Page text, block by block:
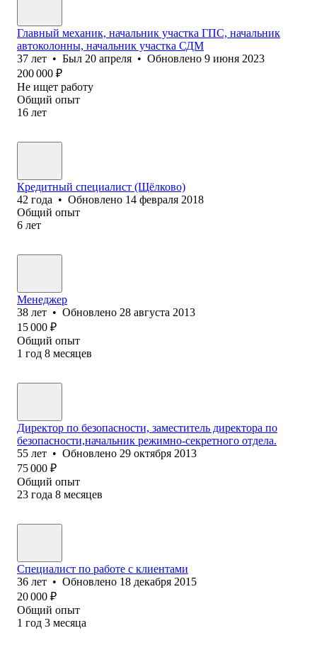
Главный механик, начальник участка ГПС, начальник
автоколонны, начальник участка СДМ
37 лет • Был 20 апреля • Обновлено 9 июня 2023
200 000 ₽
Не ищет работу
Общий опыт
16 лет
Кредитный специалист (Щёлково)
42 года • Обновлено 14 февраля 2018
Общий опыт
6 лет
Менеджер
38 лет • Обновлено 28 августа 2013
15 000 ₽
Общий опыт
1 год 8 месяцев
Директор по безопасности, заместитель директора по
безопасности,начальник режимно-секретного отдела.
55 лет • Обновлено 29 октября 2013
75 000 ₽
Общий опыт
23 года 8 месяцев
Специалист по работе с клиентами
36 лет • Обновлено 18 декабря 2015
20 000 ₽
Общий опыт
1 год 3 месяца